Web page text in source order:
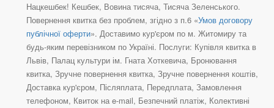
Нацкешбек! Кешбек, Вовина тисяча, Тисяча Зеленського.
Повернення квитка без проблем, згідно з п.6 «Умов договору
публічної оферти». Доставимо кур'єром по м. Житомиру та
будь-яким перевізником по Україні. Послуги: Купівля квитка в
Львів, Палац культури ім. Гната Хоткевича, Бронювання
квитка, Зручне повернення квитка, Зручне повернення коштів,
Доставка кур'єром, Післяплата, Передплата, Замовлення
телефоном, Квиток на e-mail, Безпечний платіж, Колективні